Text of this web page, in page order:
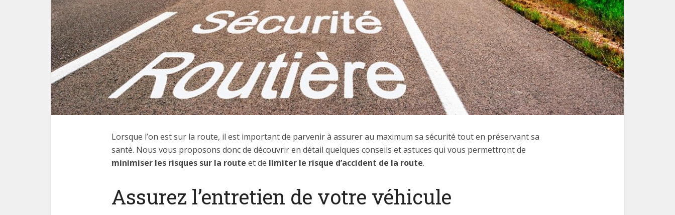
Lorsque l’on est sur la route, il est important de parvenir à assurer au maximum sa sécurité tout en préservant sa
santé. Nous vous proposons donc de découvrir en détail quelques conseils et astuces qui vous permettront de
minimiser les risques sur la route et de limiter le risque d’accident de la route.
Assurez l’entretien de votre véhicule